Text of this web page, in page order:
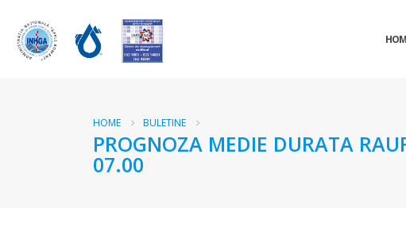
HOME BULETINE
PROGNOZA MEDIE DURATA
07.00